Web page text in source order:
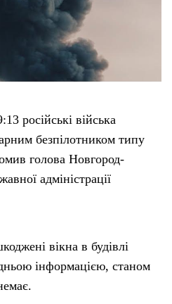
російські війська
безпілотником типу
голова Новгород-
адміністрації
вікна в будівлі
інформацією, станом